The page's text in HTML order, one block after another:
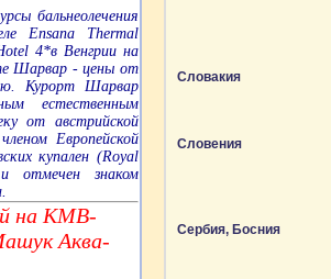
бальнеолечения
Ensana Thermal
4*в Венгрии на
Шарвар - цены от
Курорт Шарвар
естественным
от австрийской
Европейской
купален (Royal
отмечен знаком
на КМВ-
Аква-
Словакия
Словения
Сербия, Босния